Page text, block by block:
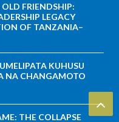
FRIENDSHIP:
LEGACY
OF TANZANIA–
KUHUSU
NA CHANGAMOTO
THE COLLAPSE